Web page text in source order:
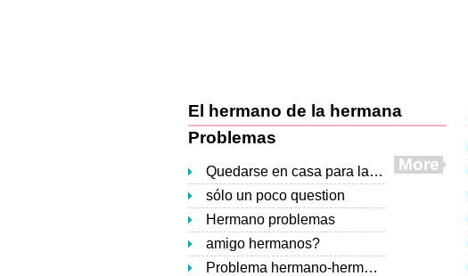
El hermano de la hermana
Problemas
More
Quedarse en casa para las fiestas
sólo un poco question
Hermano problemas
amigo hermanos?
Problema hermano-hermana